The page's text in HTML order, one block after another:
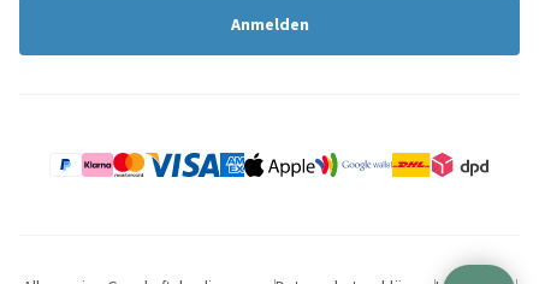
Anmelden